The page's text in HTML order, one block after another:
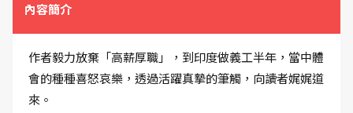
內容簡介
作者毅力放棄「高薪厚職」，到印度做義工半年，當中體
會的種種喜怒哀樂，透過活躍真摯的筆觸，向讀者娓娓道
來。